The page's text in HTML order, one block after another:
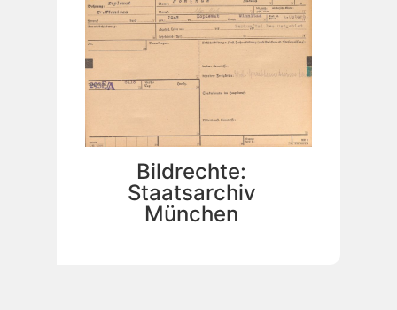
Bildrechte:
Staatsarchiv
München